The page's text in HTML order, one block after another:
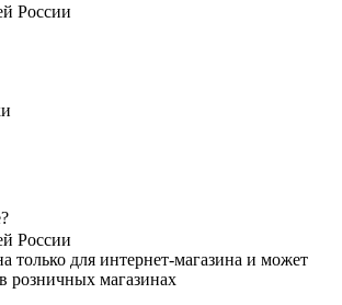
России
России
только для интернет-магазина и может
розничных магазинах